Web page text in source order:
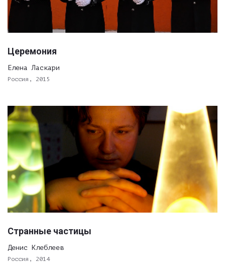
Церемония
Елена Ласкари
Россия, 2015
Странные частицы
Денис Клеблеев
Россия, 2014